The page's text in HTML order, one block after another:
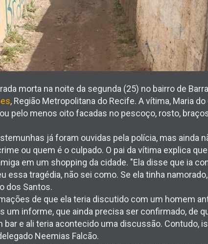
morta na noite da segunda (25) no bairro de
, Região Metropolitana do Recife. A vítima, Maria
pelo menos oito facadas no pescoço, rosto,
já foram ouvidas pela polícia, mas ainda
ou quem é o culpado. O pai da vítima explica
em um shopping da cidade. "Ela disse que ia
essa tragédia, não sei como. Se ela tinha
dos Santos.
de que ela teria discutido com um homem
um informe, que ainda precisa ser confirmado, de
bar e ali teria acontecido uma discussão. Contudo,
Neemias Falcão.